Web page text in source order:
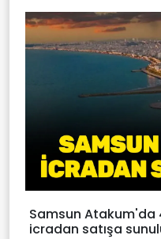
Samsun
icradan satışa